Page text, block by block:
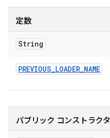
定数
String
PREVIOUS_LOADER_NAME
パブリック コンストラクタ